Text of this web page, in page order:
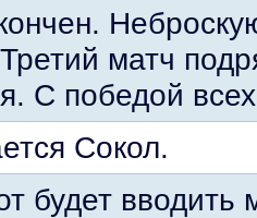
матч
С победой
Сокол.
будет вводить